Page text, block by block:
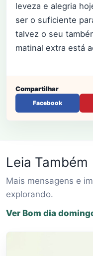
leveza e alegria
ser o suficiente
talvez o seu
matinal extra está
Compartilhar
Facebook
Leia Também
Mais mensagens e
explorando.
Ver Bom dia